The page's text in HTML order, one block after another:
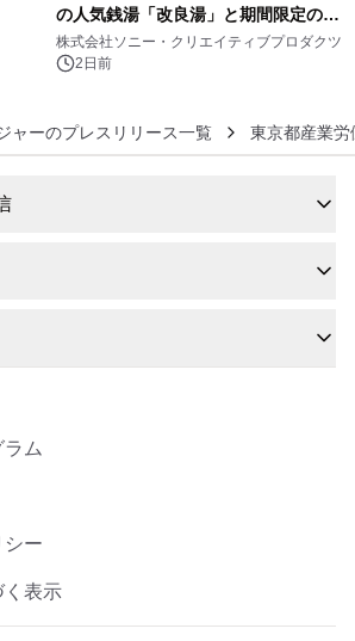
の人気銭湯「改良湯」と期間限定のコ
ラボレーション サウナイキタイコラ
ボグッズも発売決定！
株式会社ソニー・クリエイティブプロダクツ
2日前
ャーのプレスリリース一覧 東京都産業
ム
シー
く表示